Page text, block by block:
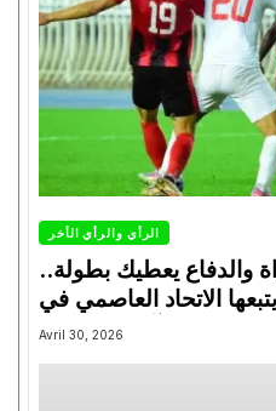
الرأي والرأي الأخر
والدفاع يعطيك بطولة..
الاتحاد العاصمي في
تتويجاته آخر السنوات
Avril 30, 2026